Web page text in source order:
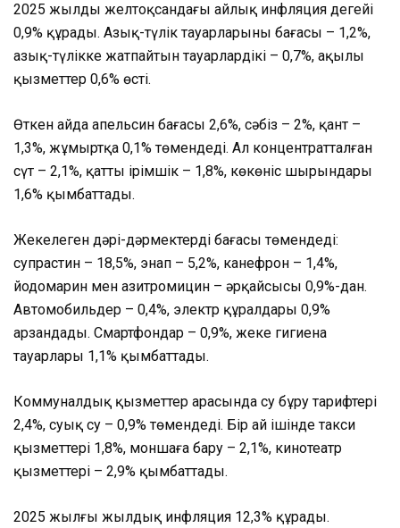
2025 жылдың желтоқсандағы айлық инфляция деңгейі
0,9% құрады. Азық-түлік тауарларының бағасы – 1,2%,
азық-түлікке жатпайтын тауарлардікі – 0,7%, ақылы
қызметтер 0,6% өсті.
Өткен айда апельсин бағасы 2,6%, сәбіз – 2%, қант –
1,3%, жұмыртқа 0,1% төмендеді. Ал концентратталған
сүт – 2,1%, қатты ірімшік – 1,8%, көкөніс шырындары
1,6% қымбаттады.
Жекелеген дәрі-дәрмектердің бағасы төмендеді:
супрастин – 18,5%, энап – 5,2%, канефрон – 1,4%,
йодомарин мен азитромицин – әрқайсысы 0,9%-дан.
Автомобильдер – 0,4%, электр құралдары 0,9%
арзандады. Смартфондар – 0,9%, жеке гигиена
тауарлары 1,1% қымбаттады.
Коммуналдық қызметтер арасында су бұру тарифтері
2,4%, суық су – 0,9% төмендеді. Бір ай ішінде такси
қызметтері 1,8%, моншаға бару – 2,1%, кинотеатр
қызметтері – 2,9% қымбаттады.
2025 жылғы жылдық инфляция 12,3% құрады.